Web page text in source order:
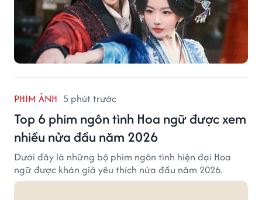
PHIM ẢNH 5 phút trước
Top 6 phim ngôn tình Hoa ngữ được xem
nhiều nửa đầu năm 2026
Dưới đây là những bộ phim ngôn tình hiện đại Hoa
ngữ được khán giả yêu thích nửa đầu năm 2026.